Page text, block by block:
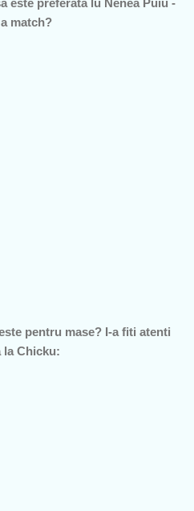
match?
pentru mase? I-a fiti atenti
la Chicku: